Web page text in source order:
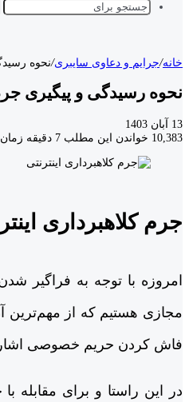
خانه/جرایم و دعاوی سایبری/نحوه
نحوه رسیدگی و پیگیری جرم
13 آبان 1403
10,383 خواندن این مطلب 7 دقیقه زمان میبرد
جرم کلاهبرداری
امروزه با توجه به فراگیر
مجازی هستیم که از مهم‌ترین
فاش کردن حریم خصوصی
در این راستا و برای مقابله